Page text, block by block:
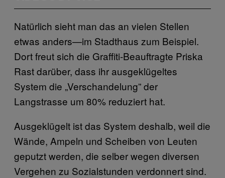
Natürlich sieht man das an vielen Stellen
etwas anders—im Stadthaus zum Beispiel.
Dort freut sich die Graffiti-Beauftragte Priska
Rast darüber, dass ihr ausgeklügeltes
System die „Verschandelung” der
Langstrasse um 80% reduziert hat.
Ausgeklügelt ist das System deshalb, weil die
Wände, Ampeln und Scheiben von Leuten
geputzt werden, die selber wegen diversen
Vergehen zu Sozialstunden verdonnert sind.